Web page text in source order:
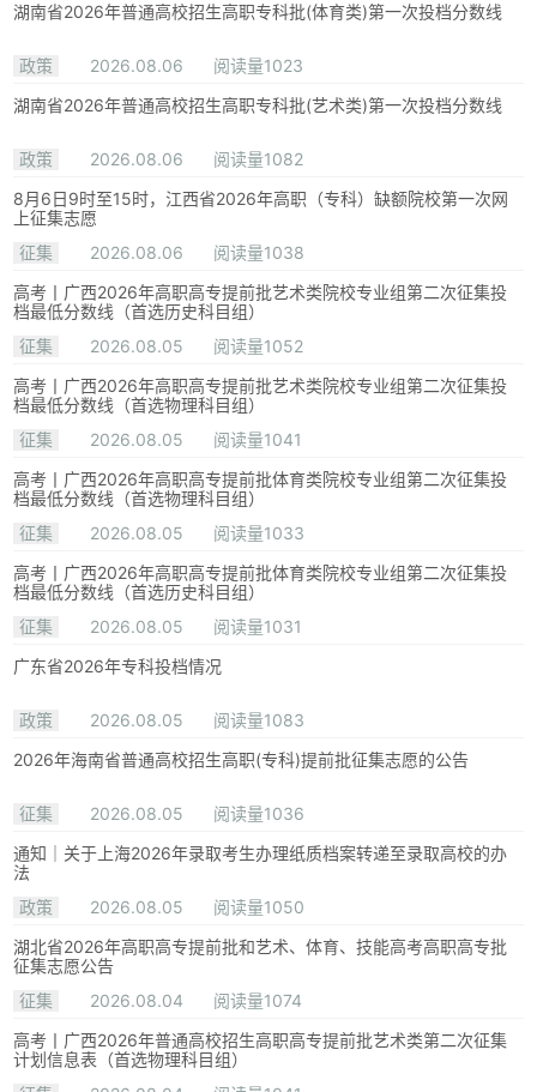
湖南省2026年普通高校招生高职专科批(体育类)第一次投档分数线
政策 2026.08.06
阅读量1023
湖南省2026年普通高校招生高职专科批(艺术类)第一次投档分数线
政策 2026.08.06
阅读量1082
8月6日9时至15时，江西省2026年高职（专科）缺额院校第一次网
上征集志愿
征集
2026.08.06
阅读量1038
高考丨广西2026年高职高专提前批艺术类院校专业组第二次征集投
档最低分数线（首选历史科目组）
征集
2026.08.05
阅读量1052
高考丨广西2026年高职高专提前批艺术类院校专业组第二次征集投
档最低分数线（首选物理科目组）
征集
2026.08.05
阅读量1041
高考丨广西2026年高职高专提前批体育类院校专业组第二次征集投
档最低分数线（首选物理科目组）
征集
2026.08.05
阅读量1033
高考丨广西2026年高职高专提前批体育类院校专业组第二次征集投
档最低分数线（首选历史科目组）
征集
2026.08.05
阅读量1031
广东省2026年专科投档情况
政策 2026.08.05
阅读量1083
2026年海南省普通高校招生高职(专科)提前批征集志愿的公告
征集 2026.08.05
阅读量1036
通知｜关于上海2026年录取考生办理纸质档案转递至录取高校的办
法
政策
2026.08.05
阅读量1050
湖北省2026年高职高专提前批和艺术、体育、技能高考高职高专批
征集志愿公告
征集
2026.08.04
阅读量1074
高考丨广西2026年普通高校招生高职高专提前批艺术类第二次征集
计划信息表（首选物理科目组）